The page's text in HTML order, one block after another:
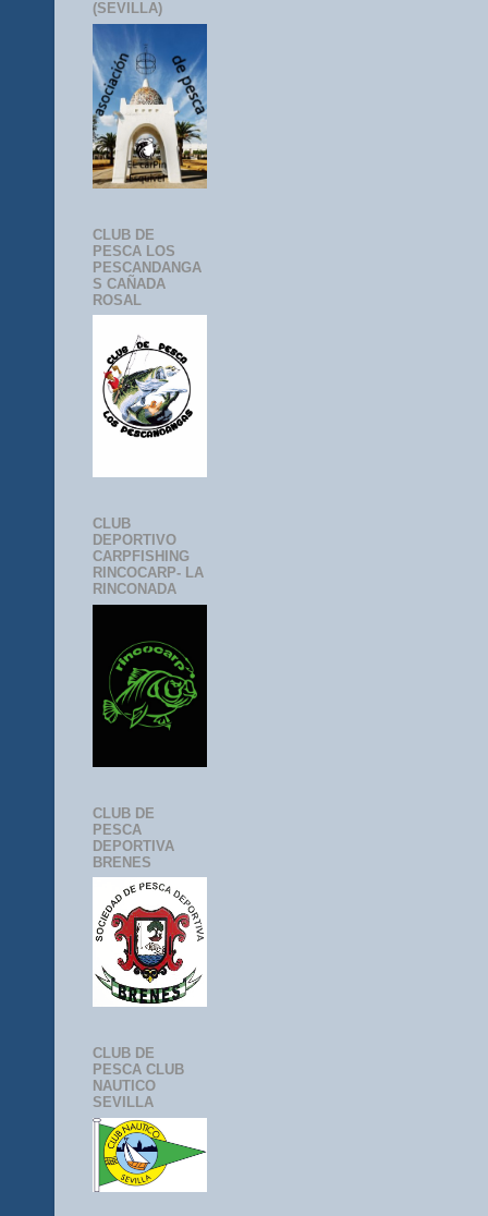
(SEVILLA)
CLUB DE
PESCA LOS
PESCANDANGA
S CAÑADA
ROSAL
CLUB
DEPORTIVO
CARPFISHING
RINCOCARP- LA
RINCONADA
CLUB DE
PESCA
DEPORTIVA
BRENES
CLUB DE
PESCA CLUB
NAUTICO
SEVILLA